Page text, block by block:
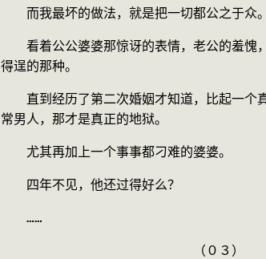
而我最坏的做法，就是把一切都公之于众。
看着公公婆婆那惊讶的表情，老公的羞愧
得逞的那种。
直到经历了第二次婚姻才知道，比起一个
常男人，那才是真正的地狱。
尤其再加上一个事事都刁难的婆婆。
四年不见，他还过得好么？
……
（０３）